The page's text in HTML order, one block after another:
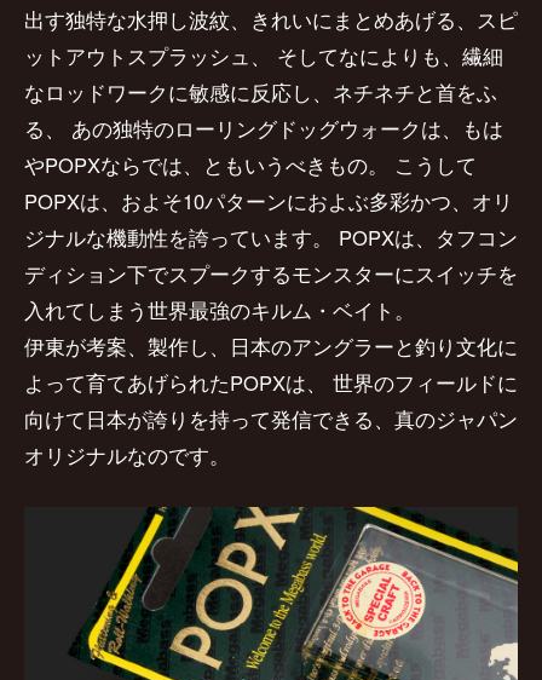
PREMIUM
全て
2026NEW PRODUCTS
全て
出す独特な水押し波紋、きれいにまとめあげる、スピ
ットアウトスプラッシュ、
そしてなによりも、繊細
なロッドワークに敏感に反応し、ネチネチと首をふ
る、
あの独特のローリングドッグウォークは、もは
やPOPXならでは、ともいうべきもの。
こうして
POPXは、およそ10パターンにおよぶ多彩かつ、オリ
ジナルな機動性を誇っています。
POPXは、タフコン
ディション下でスプークするモンスターにスイッチを
入れてしまう世界最強のキルム・ベイト。
伊東が考案、製作し、日本のアングラーと釣り文化に
よって育てあげられたPOPXは、
世界のフィールドに
向けて日本が誇りを持って発信できる、真のジャパン
オリジナルなのです。